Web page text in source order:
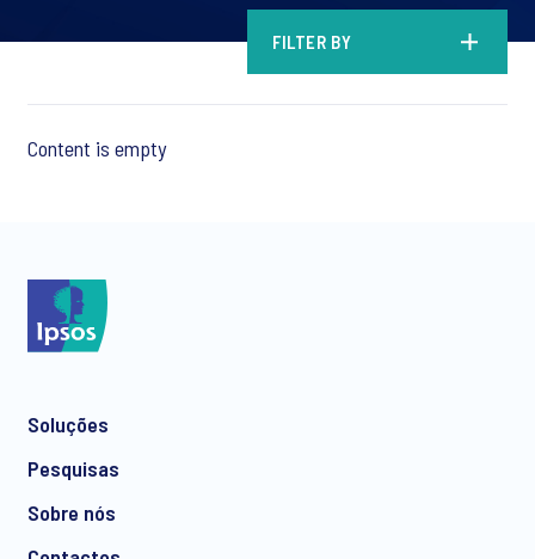
FILTER BY
Content is empty
Soluções
Pesquisas
Sobre nós